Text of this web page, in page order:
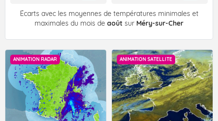
Écarts avec les moyennes de températures minimales et
maximales du mois de août sur Méry-sur-Cher
ANIMATION RADAR ANIMATION SATELLITE